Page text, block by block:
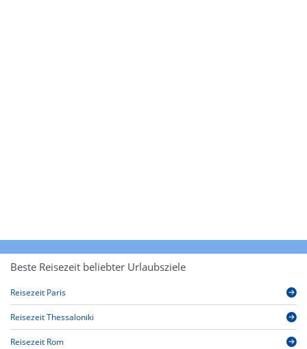
Beste Reisezeit beliebter Urlaubsziele
Reisezeit Paris
Reisezeit Thessaloniki
Reisezeit Rom